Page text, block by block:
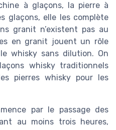
à glaçons, la pierre à
glaçons, elle les complète
granit n’existent pas au
en granit jouent un rôle
whisky sans dilution. On
whisky traditionnels
pierres whisky pour les
par le passage des
au moins trois heures,